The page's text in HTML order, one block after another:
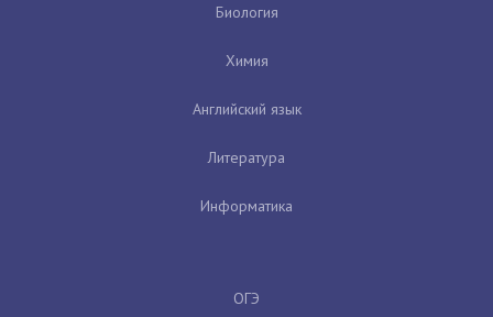
Биология
Химия
Английский язык
Литература
Информатика
ОГЭ